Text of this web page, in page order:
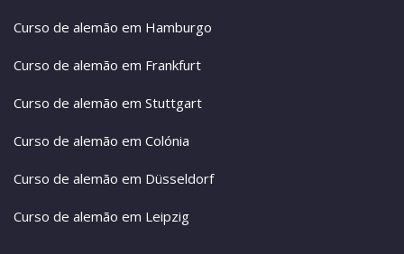
Curso de alemão em Hamburgo
Curso de alemão em Frankfurt
Curso de alemão em Stuttgart
Curso de alemão em Colónia
Curso de alemão em Düsseldorf
Curso de alemão em Leipzig